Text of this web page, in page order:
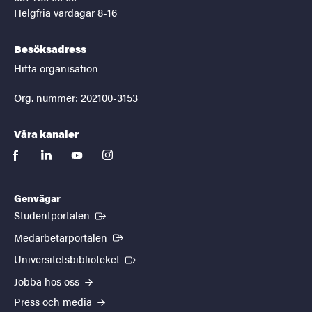
Helgfria vardagar 8-16
Besöksadress
Hitta organisation
Org. nummer: 202100-3153
Våra kanaler
facebooklinkedinyoutubeinstagram
Genvägar
Studentportalen (Extern länk)
Medarbetarportalen (Extern länk)
Universitetsbiblioteket (Extern länk)
Jobba hos oss
Press och media